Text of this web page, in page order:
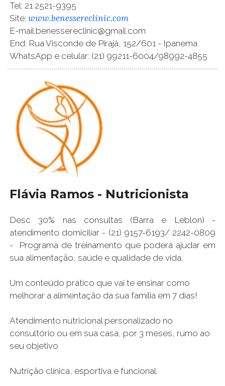
Tel: 21 2521-9395
Site: www.benessereclinic.com
E-mail:benessereclinic@gmail.com
End: Rua Visconde de Pirajá, 152/601 - Ipanema
WhatsApp e celular: (21) 99211-6004/98992-4855
Flávia Ramos - Nutricionista
Desc 30% nas consultas (Barra e Leblon) -
atendimento domiciliar - (21) 9157-6193/ 2242-0809
- Programa de treinamento que poderá ajudar em
sua alimentação, saúde e qualidade de vida.
Um conteúdo prático que vai te ensinar como
melhorar a alimentação da sua família em 7 dias!
Atendimento nutricional personalizado no
consultório ou em sua casa, por 3 meses, rumo ao
seu objetivo
Nutrição clínica, esportiva e funcional.